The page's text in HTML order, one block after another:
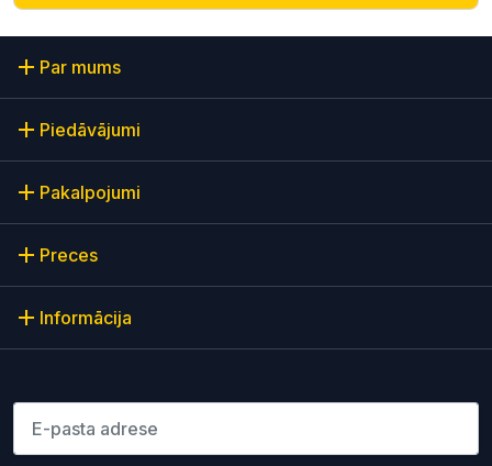
Par mums
Piedāvājumi
Pakalpojumi
Preces
Informācija
Lūdzu ievadiet e-pasta adresi